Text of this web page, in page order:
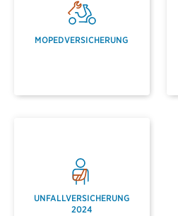
MOPED­VERSICHERUNG
UNFALLVERSICHERUNG
2024